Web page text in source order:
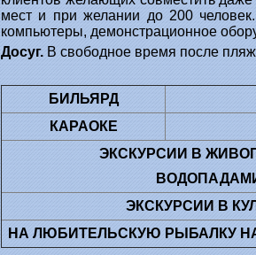
мест и при желании до 200
компьютеры, демонстрационное
Досуг. В свободное время после
БИЛЬЯРД
КАРАОКЕ
ЭКСКУРСИИ В
ЭКСКУРСИИ В
НА ЛЮБИТЕЛЬСКУЮ РЫБАЛКУ